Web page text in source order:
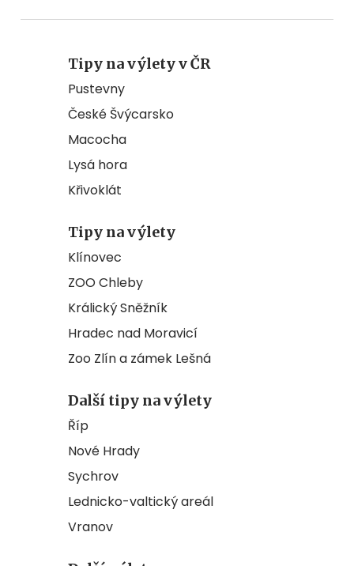
Tipy na výlety v ČR
Pustevny
České Švýcarsko
Macocha
Lysá hora
Křivoklát
Tipy na výlety
Klínovec
ZOO Chleby
Králický Sněžník
Hradec nad Moravicí
Zoo Zlín a zámek Lešná
Další tipy na výlety
Říp
Nové Hrady
Sychrov
Lednicko-valtický areál
Vranov